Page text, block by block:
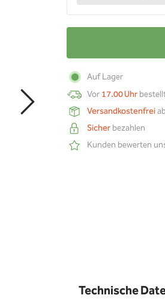
Auf Lager
Vor17.00 Uhr
Versandkostenfrei
Sicherbezahlen
Kunden bewerten
Technische